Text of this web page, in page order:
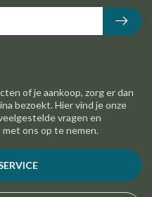
of je aankoop, zorg er dan
bezoekt. Hier vind je onze
vragen en
ons op te nemen.